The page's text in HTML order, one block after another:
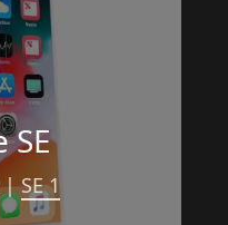
SE
SE 1